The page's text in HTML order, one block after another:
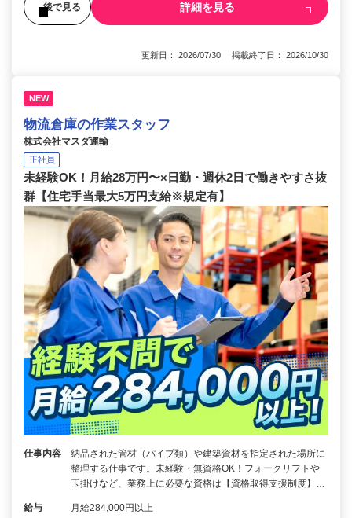
後で見る 詳細を見る
更新日： 2026/07/30 掲載終了日： 2026/10/30
NEW
物流倉庫の作業スタッフ
株式会社マスダ運輸
正社員
未経験OK！月給28万円〜×日勤・週休2日で働きやすさ抜
群【住宅手当最大5万円支給※規定有】
仕事内容
納品された管材（パイプ類）や建築資材を指定された場所に
整理する仕事です。未経験・無資格OK！フォークリフトや
玉掛けなど、業務上に必要な資格は【資格取得支援制度】…
給与 月給284,000円以上